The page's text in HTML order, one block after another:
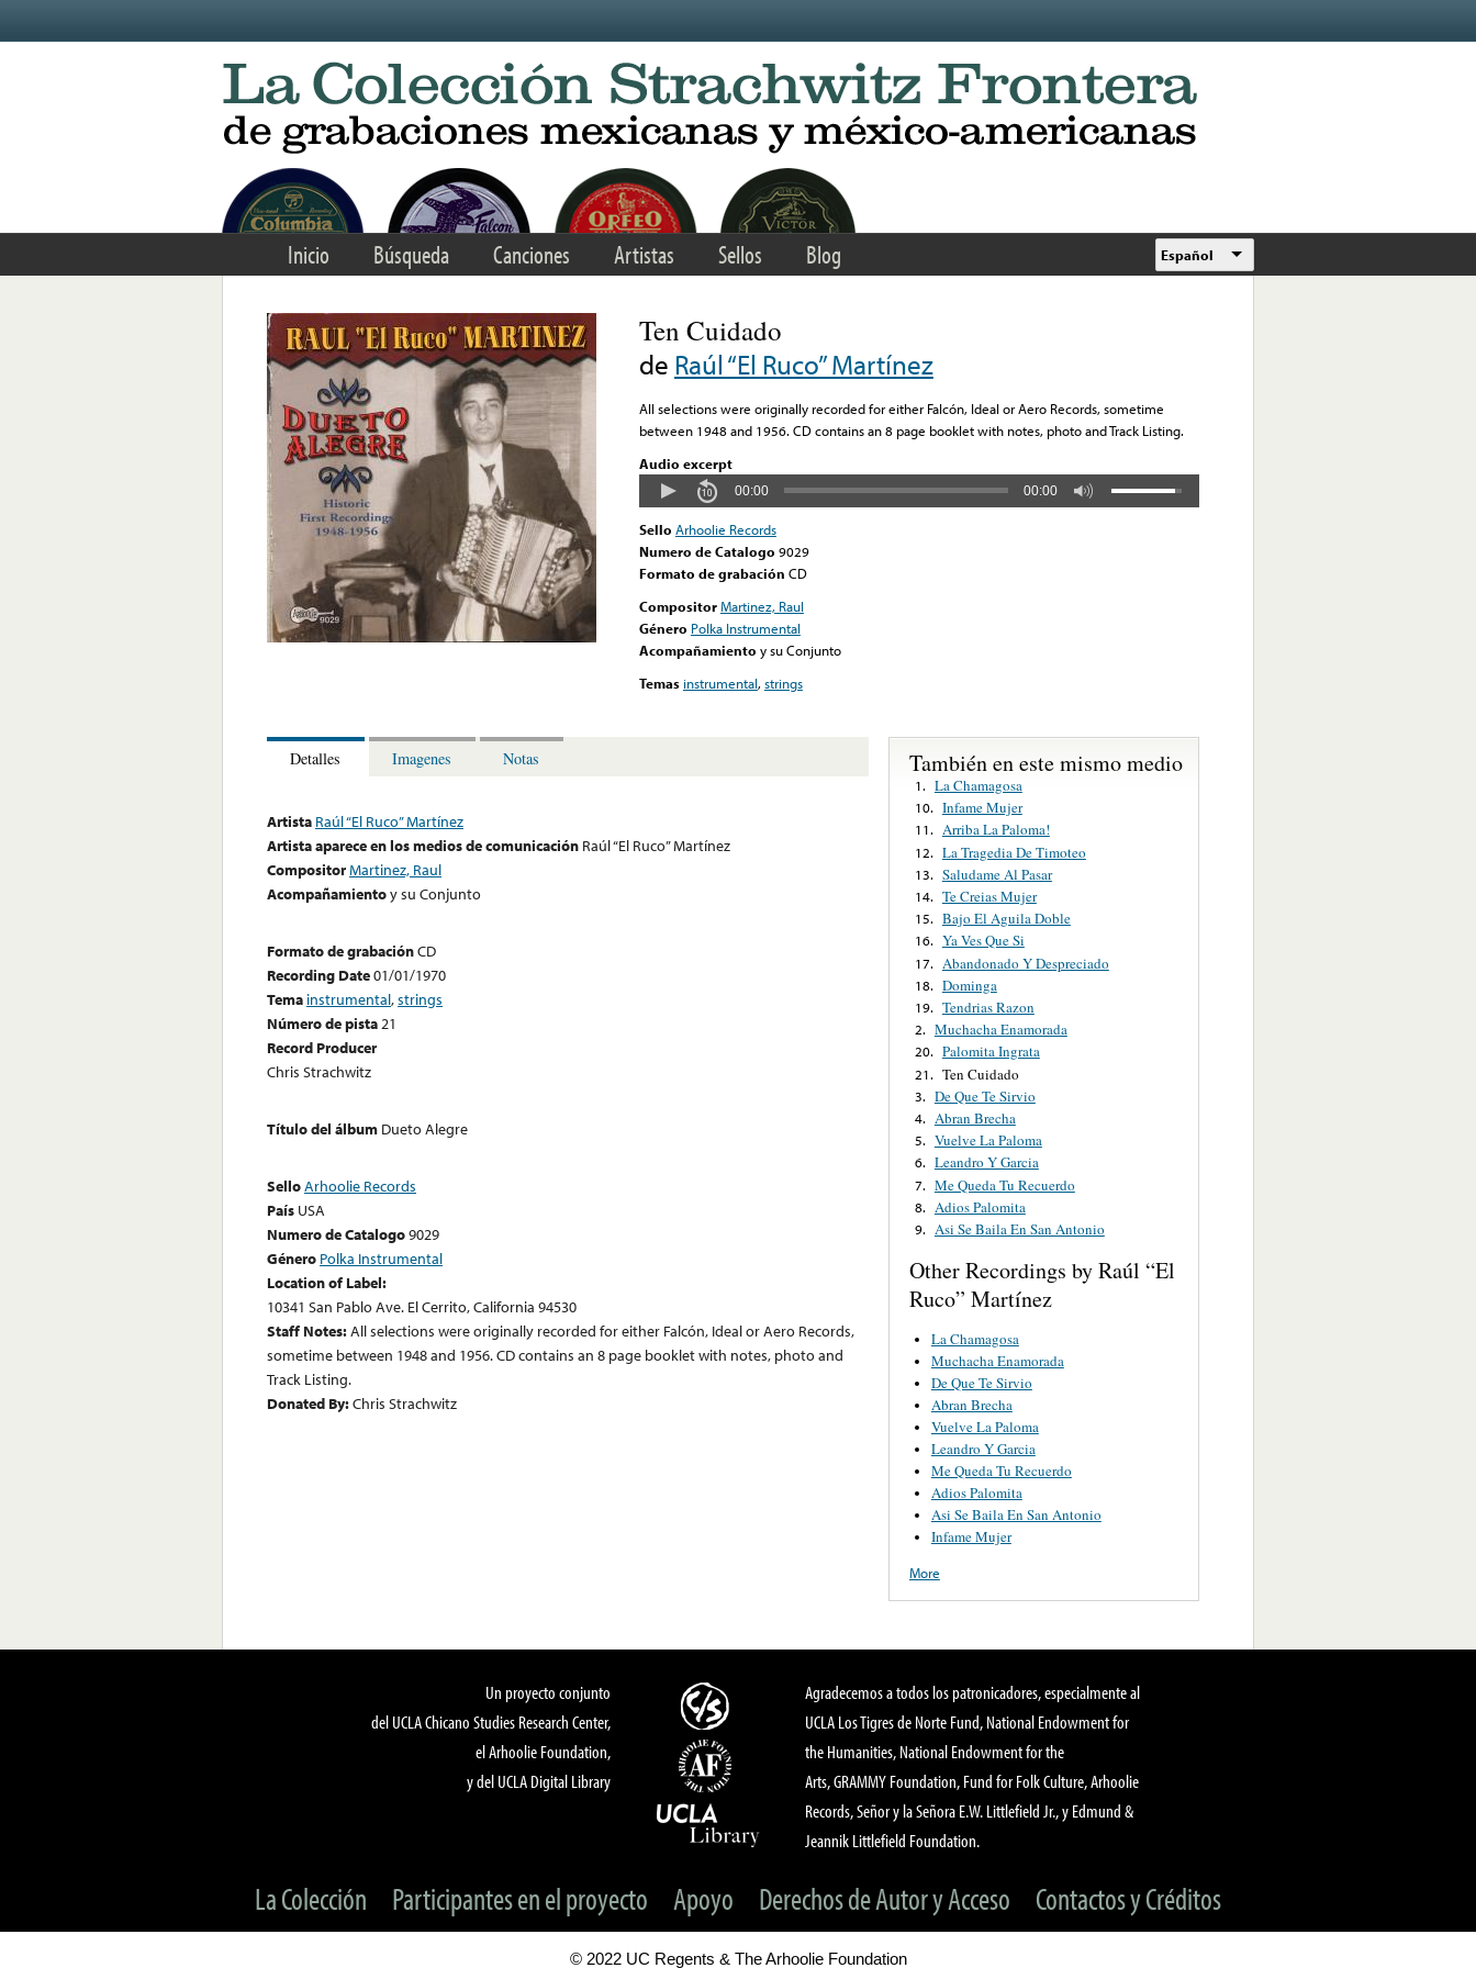
Inicio Búsqueda Canciones Artistas Sellos Blog Español
Ten Cuidado
de Raúl “El Ruco” Martínez
All selections were originally recorded for either Falcón, Ideal or Aero Records, sometime
between 1948 and 1956. CD contains an 8 page booklet with notes, photo and Track Listing.
Audio excerpt
00:00 00:00
Sello Arhoolie Records
Numero de Catalogo 9029
Formato de grabación CD
CompositorMartinez, Raul
Género Polka Instrumental
Acompañamiento y su Conjunto
Temas instrumental,strings
Detalles Imagenes Notas
Artista Raúl “El Ruco” Martínez
Artista aparece en los medios de comunicación Raúl “El Ruco” Martínez
CompositorMartinez, Raul
Acompañamientoy su Conjunto
Formato de grabaciónCD
Recording Date01/01/1970
Tema instrumental,strings
Número de pista21
Record Producer
Chris Strachwitz
Título del álbum Dueto Alegre
SelloArhoolie Records
País USA
Numero de Catalogo9029
Género Polka Instrumental
Location of Label:
10341 San Pablo Ave. El Cerrito, California 94530
Staff Notes:All selections were originally recorded for either Falcón, Ideal or Aero Records,
sometime between 1948 and 1956. CD contains an 8 page booklet with notes, photo and
Track Listing.
Donated By:Chris Strachwitz
También en este mismo medio
1. La Chamagosa
10. Infame Mujer
11. Arriba La Paloma!
12. La Tragedia De Timoteo
13. Saludame Al Pasar
14. Te Creias Mujer
15. Bajo El Aguila Doble
16. Ya Ves Que Si
17. Abandonado Y Despreciado
18. Dominga
19. Tendrias Razon
2. Muchacha Enamorada
20. Palomita Ingrata
21. Ten Cuidado
3. De Que Te Sirvio
4. Abran Brecha
5. Vuelve La Paloma
6. Leandro Y Garcia
7. Me Queda Tu Recuerdo
8. Adios Palomita
9. Asi Se Baila En San Antonio
Other Recordings by Raúl “El
Ruco” Martínez
La Chamagosa
Muchacha Enamorada
De Que Te Sirvio
Abran Brecha
Vuelve La Paloma
Leandro Y Garcia
Me Queda Tu Recuerdo
Adios Palomita
Asi Se Baila En San Antonio
Infame Mujer
More
Un proyecto conjunto
del UCLA Chicano Studies Research Center,
el Arhoolie Foundation,
y del UCLA Digital Library
Agradecemos a todos los patronicadores, especialmente al
UCLA Los Tigres de Norte Fund, National Endowment for
the Humanities, National Endowment for the
Arts, GRAMMY Foundation, Fund for Folk Culture, Arhoolie
Records, Señor y la Señora E.W. Littlefield Jr., y Edmund &
Jeannik Littlefield Foundation.
La Colección Participantes en el proyecto Apoyo Derechos de Autor y Acceso Contactos y Créditos
© 2022 UC Regents & The Arhoolie Foundation